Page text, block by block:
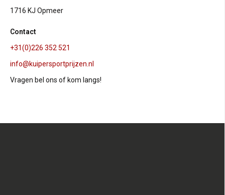
1716 KJ Opmeer
Contact
+31(0)226 352 521
info@kuipersportprijzen.nl
Vragen bel ons of kom langs!